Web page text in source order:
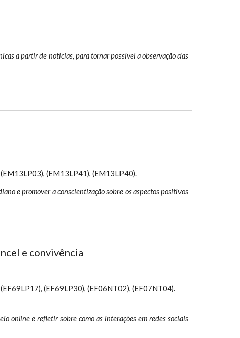
a partir de notícias, para tornar possível a observação das
(EM13LP41), (EM13LP40).
e promover a conscientização sobre os aspectos positivos
e convivência
(EF69LP30), (EF06NT02), (EF07NT04).
online e refletir sobre como as interações em redes sociais